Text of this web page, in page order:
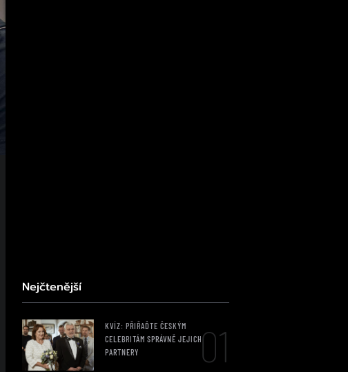
Nejčtenější
KVÍZ: PŘIŘAĎTE ČESKÝM
CELEBRITÁM SPRÁVNĚ JEJICH
PARTNERY
01